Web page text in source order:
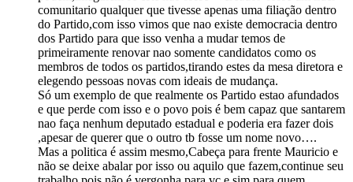
comunitario qualquer que tivesse apenas uma filiação dentro
do Partido,com isso vimos que nao existe democracia dentro
dos Partido para que isso venha a mudar temos de
primeiramente renovar nao somente candidatos como os
membros de todos os partidos,tirando estes da mesa diretora e
elegendo pessoas novas com ideais de mudança.
Só um exemplo de que realmente os Partido estao afundados
e que perde com isso e o povo pois é bem capaz que santarem
nao faça nenhum deputado estadual e poderia era fazer dois
,apesar de querer que o outro tb fosse um nome novo….
Mas a politica é assim mesmo,Cabeça para frente Mauricio e
não se deixe abalar por isso ou aquilo que fazem,continue seu